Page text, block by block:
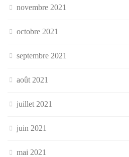
novembre 2021
octobre 2021
septembre 2021
août 2021
juillet 2021
juin 2021
mai 2021